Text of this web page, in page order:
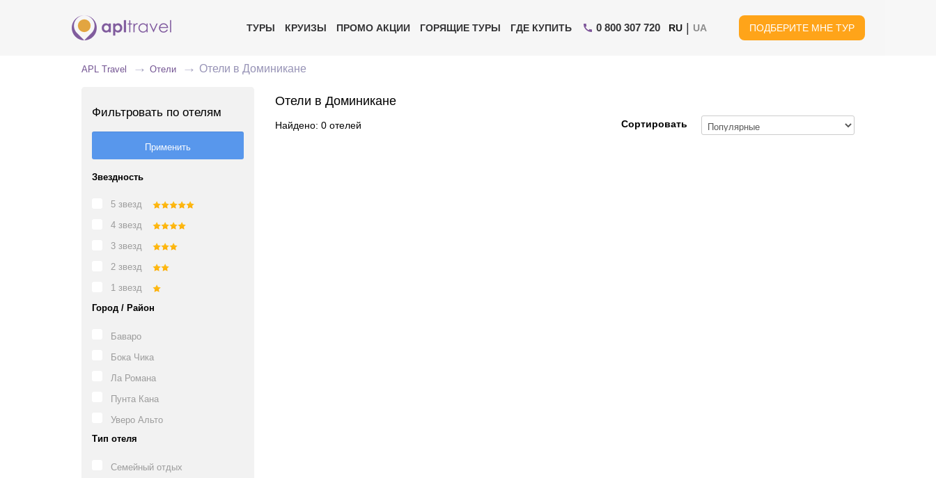
ТУРЫ КРУИЗЫ ПРОМО АКЦИИ ГОРЯЩИЕ ТУРЫ ГДЕ КУПИТЬ 0 800 307 720 RU | UA ПОДБЕРИТЕ МНЕ ТУР
APL Travel Отели Отели в Доминикане
Фильтровать по отелям
Звездность
5 звезд
4 звезд
3 звезд
2 звезд
1 звезд
Город / Район
Баваро
Бока Чика
Ла Романа
Пунта Кана
Уверо Альто
Тип отеля
Семейный отдых
Отели в Доминикане
Найдено: 0 отелей Сортировать